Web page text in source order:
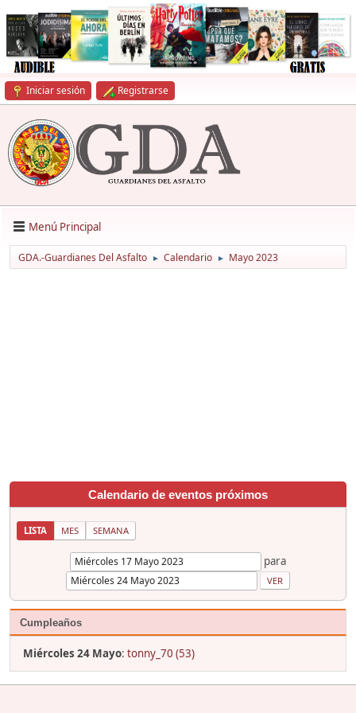
Iniciar sesión Registrarse
Menú Principal
GDA.-Guardianes Del Asfalto ► Calendario ► Mayo 2023
Calendario de eventos próximos
LISTA MES SEMANA
para
Cumpleaños
Miércoles 24 Mayo: tonny_70 (53)